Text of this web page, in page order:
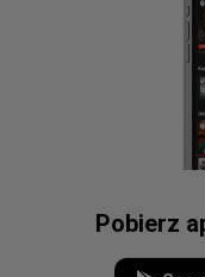
Pobierz